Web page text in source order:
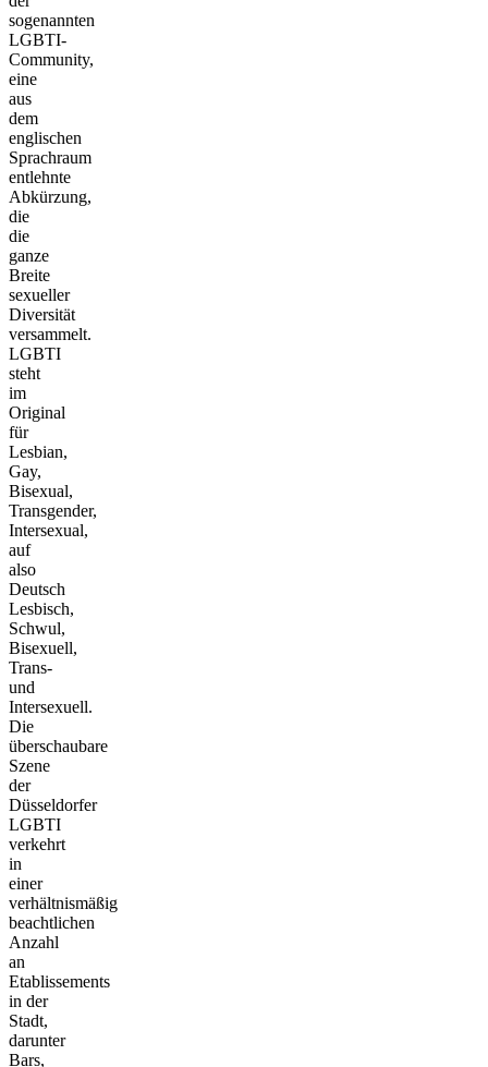
sogenannten
LGBTI-
Community,
eine
aus
dem
englischen
Sprachraum
entlehnte
Abkürzung,
die
die
ganze
Breite
sexueller
Diversität
versammelt.
LGBTI
steht
im
Original
für
Lesbian,
Gay,
Bisexual,
Transgender,
Intersexual,
auf
also
Deutsch
Lesbisch,
Schwul,
Bisexuell,
Trans-
und
Intersexuell.
Die
überschaubare
Szene
der
Düsseldorfer
LGBTI
verkehrt
in
einer
verhältnismäßig
beachtlichen
Anzahl
an
Etablissements
in der
Stadt,
darunter
Bars,